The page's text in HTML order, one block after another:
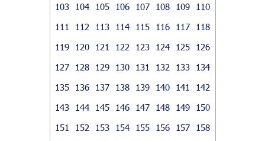
103
104 105 106 107 108 109
110
111
112 113 114 115 116 117
118
119
120 121 122 123 124 125
126
127
128 129 130 131 132 133
134
135
136 137 138 139 140 141
142
143
144 145 146 147 148 149
150
151
152 153 154 155 156 157
158